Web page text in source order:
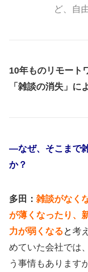
ど、自
10年ものリモート
「雑談の消失」に
―なぜ、そこまで
か？
多田： 雑談がなく
が薄くなったり、
力が弱くなる と 考
めていた会社では
う事情もあります